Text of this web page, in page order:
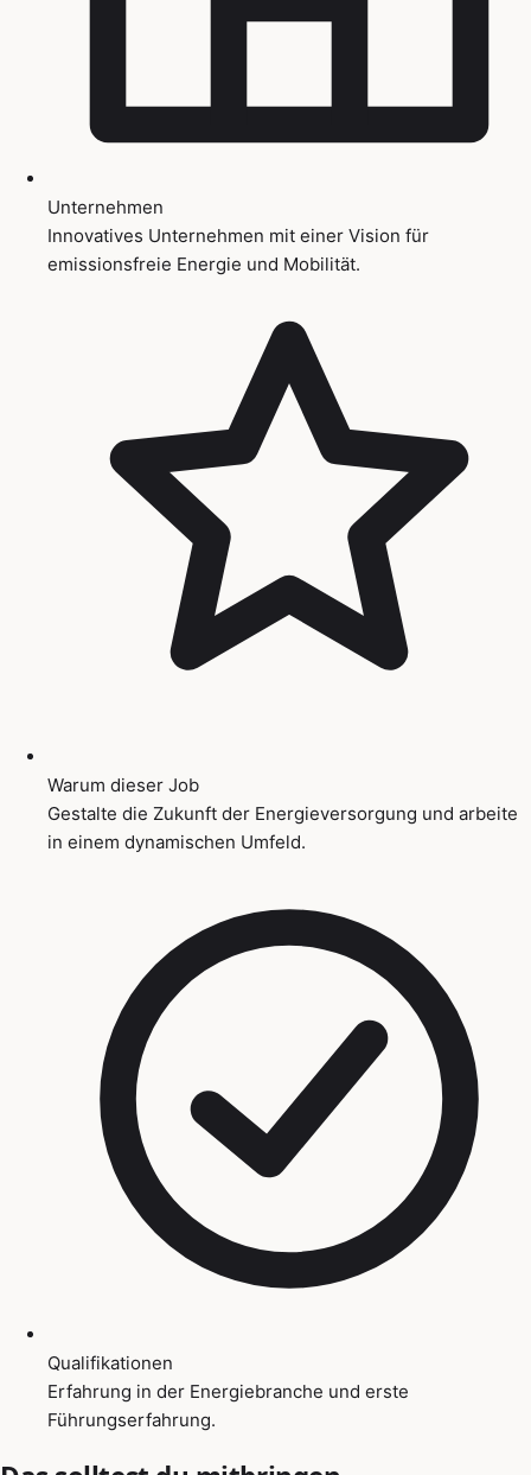
Unternehmen
Innovatives Unternehmen mit einer Vision für
emissionsfreie Energie und Mobilität.
Warum dieser Job
Gestalte die Zukunft der Energieversorgung und arbeite
in einem dynamischen Umfeld.
Qualifikationen
Erfahrung in der Energiebranche und erste
Führungserfahrung.